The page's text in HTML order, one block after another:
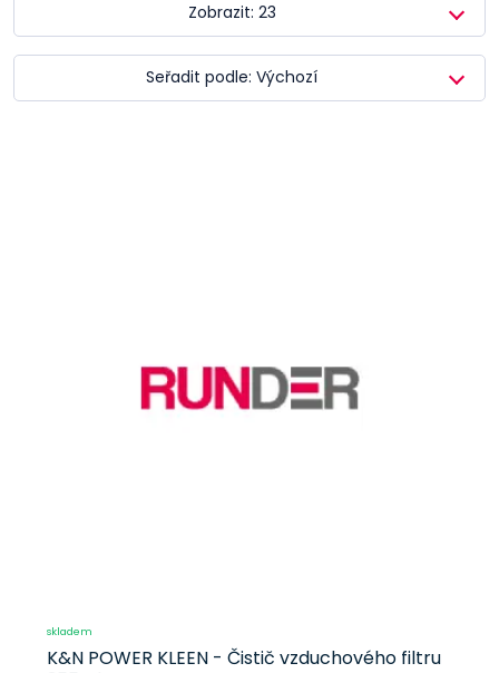
Seřadit podle: Výchozí
Zobrazit: 23
skladem
K&N POWER KLEEN - Čistič vzduchového filtru